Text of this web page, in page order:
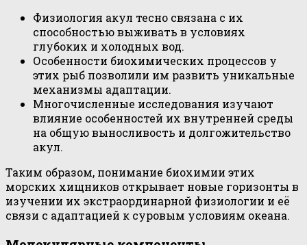
Физиология акул тесно связана с их
способностью выживать в условиях
глубоких и холодных вод.
Особенности биохимических процессов у
этих рыб позволили им развить уникальные
механизмы адаптации.
Многочисленные исследования изучают
влияние особенностей их внутренней среды
на общую выносливость и долгожительство
акул.
Таким образом, понимание биохимии этих
морских хищников открывает новые горизонты в
изучении их экстраординарной физиологии и её
связи с адаптацией к суровым условиям океана.